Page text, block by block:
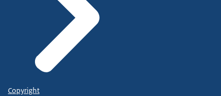
Copyright